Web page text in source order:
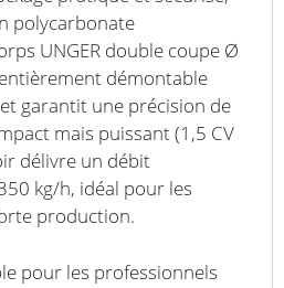
polycarbonate
UNGER double coupe Ø
démontable
garantit une précision de
mais puissant (1,5 CV
délivre un débit
kg/h, idéal pour les
production.
pour les professionnels